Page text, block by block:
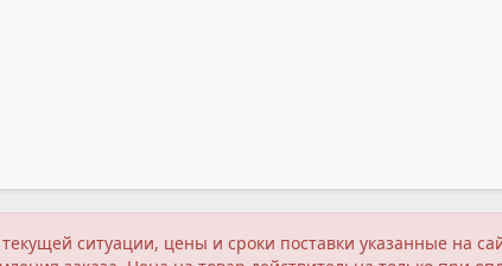
ситуации, цены и сроки поставки указанные на